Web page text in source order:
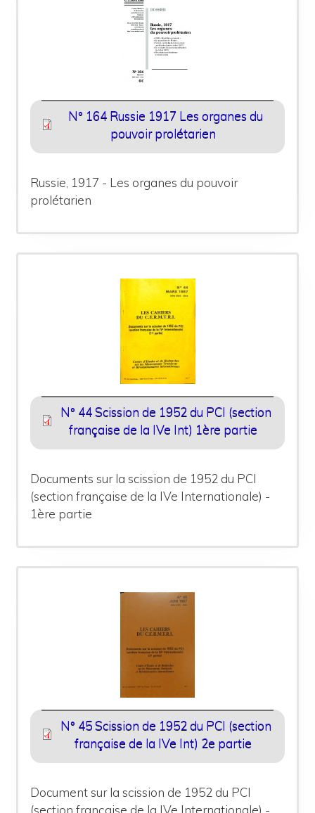
N° 164 Russie 1917 Les organes du
pouvoir prolétarien
Russie, 1917 - Les organes du pouvoir
prolétarien
N° 44 Scission de 1952 du PCI (section
française de la IVe Int) 1ère partie
Documents sur la scission de 1952 du PCI
(section française de la IVe Internationale) -
1ère partie
N° 45 Scission de 1952 du PCI (section
française de la IVe Int) 2e partie
Document sur la scission de 1952 du PCI
(section française de la IVe Internationale) -